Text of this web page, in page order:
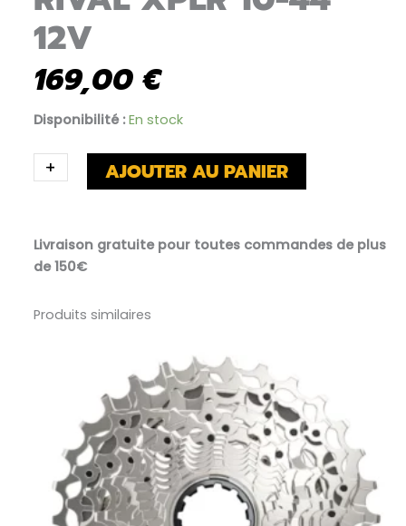
12V
169,00€
Disponibilité : En stock
-
QUANTITÉ
DE
RIVAL
XPLR
10-
12V
+ AJOUTER AU PANIER
Livraison gratuite pour toutes commandes de plus
de 150€
Produits similaires